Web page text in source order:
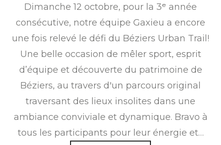
Dimanche 12 octobre, pour la 3ᵉ année
consécutive, notre équipe Gaxieu a encore
une fois relevé le défi du Béziers Urban Trail!
Une belle occasion de mêler sport, esprit
d’équipe et découverte du patrimoine de
Béziers, au travers d'un parcours original
traversant des lieux insolites dans une
ambiance conviviale et dynamique. Bravo à
tous les participants pour leur énergie et…